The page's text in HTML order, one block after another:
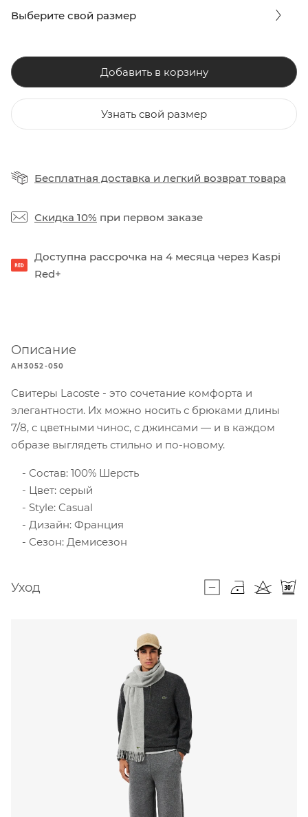
Выберите свой размер
Добавить в корзину
Узнать свой размер
Бесплатная доставка и легкий возврат товара
Скидка 10% при первом заказе
Доступна рассрочка на 4 месяца через Kaspi
Red+
Описание
AH3052-050
Свитеры Lacoste - это сочетание комфорта и
элегантности. Их можно носить с брюками длины
7/8, с цветными чинос, с джинсами — и в каждом
образе выглядеть стильно и по-новому.
Состав: 100% Шерсть
Цвет: серый
Style: Casual
Дизайн: Франция
Сезон: Демисезон
Уход